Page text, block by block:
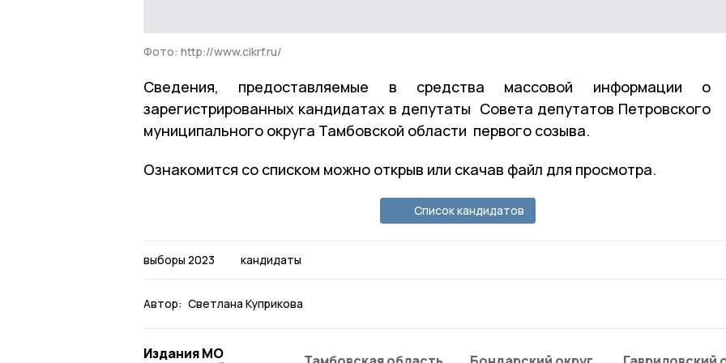
Фото: http://www.cikrf.ru/
Сведения, предоставляемые в средства массовой информации о
зарегистрированных кандидатах в депутаты Совета депутатов Петровского
муниципального округа Тамбовской области первого созыва.
Ознакомится со списком можно открыв или скачав файл для просмотра.
Список кандидатов
выборы 2023 кандидаты
Автор: Светлана Куприкова
Издания МО